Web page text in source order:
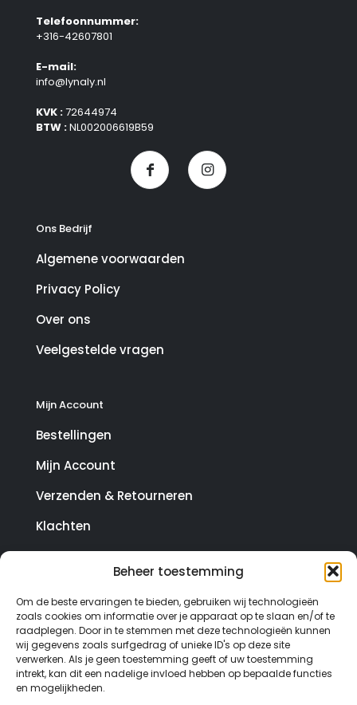
Beheer toestemming
Om de beste ervaringen te bieden, gebruiken wij technologieën
zoals cookies om informatie over je apparaat op te slaan en/of te
raadplegen. Door in te stemmen met deze technologieën kunnen
wij gegevens zoals surfgedrag of unieke ID's op deze site
verwerken. Als je geen toestemming geeft of uw toestemming
intrekt, kan dit een nadelige invloed hebben op bepaalde functies
en mogelijkheden.
Telefoonnummer:
+316-42607801
E-mail:
info@lynaly.nl
KVK :72644974
BTW :NL002006619B59
Ons Bedrijf
Algemene voorwaarden
Privacy Policy
Over ons
Veelgestelde vragen
Mijn Account
Bestellingen
Mijn Account
Verzenden & Retourneren
Klachten
© Copyright SterrenHosting 2021-2026 - In opdracht
van Lynaly.nl